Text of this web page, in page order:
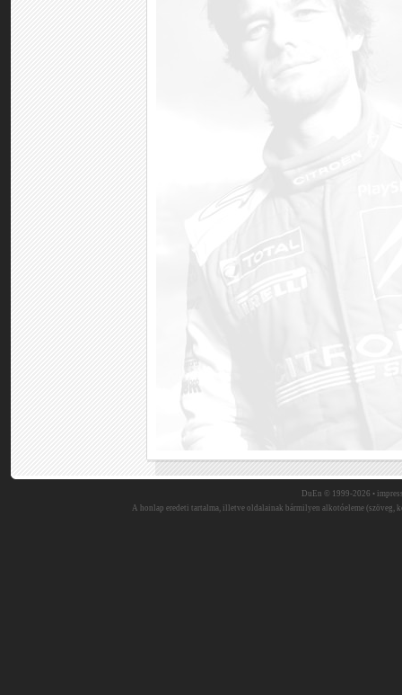
DuEn © 1999-2026 •
A honlap eredeti tartalma, illetve oldalainak bármilyen alkotóeleme (szöveg,